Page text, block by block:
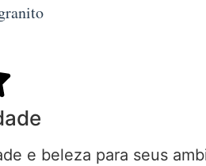
e beleza para seus